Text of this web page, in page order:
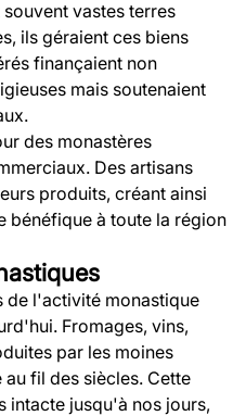
vastes terres
ils géraient ces biens
finançaient non
mais soutenaient
des monastères
Des artisans
produits, créant ainsi
bénéfique à toute la région
de l'activité monastique
Fromages, vins,
par les moines
fil des siècles. Cette
intacte jusqu'à nos jours,